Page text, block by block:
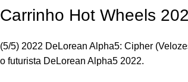
Carrinho Hot Wheels
(5/5) 2022 DeLorean Alpha5: Cipher
o futurista DeLorean Alpha5 2022.